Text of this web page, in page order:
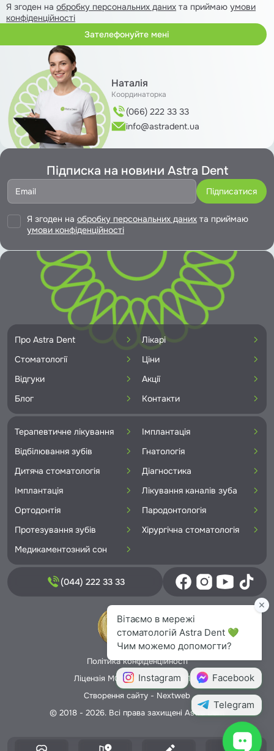
Я згоден наобробку персональних даних та приймаюумови
конфіденційності
Наталія
Координаторка
(066) 222 33 33
info@astradent.ua
Підписка на новини Astra Dent
Я згоден на обробку персональних даних та приймаю
умови конфіденційності
Про Astra Dent
Лікарі
Стоматології
Ціни
Відгуки
Акції
Блог
Контакти
Терапевтичне лікування
Імплантація
Відбілювання зубів
Гнатологія
Дитяча стоматологія
Діагностика
Імплантація
Лікування каналів зуба
Ортодонтія
Пародонтологія
Протезування зубів
Хірургічна стоматологія
Медикаментозний сон
(044) 222 33 33
Політика конфіденційності
Ліцензія МОЗ України №5706166
Створення сайту - Nextweb
© 2018 - 2026. Всі права захищені Astra Dent